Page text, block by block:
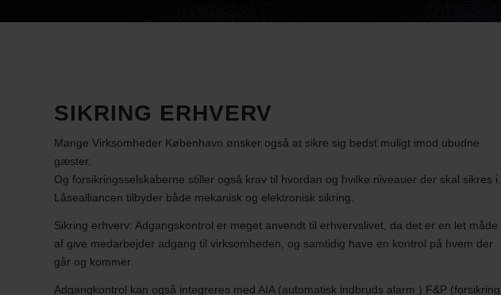
SIKRING ERHVERV
Mange Virksomheder København ønsker også at sikre sig bedst muligt imod ubudne
gæster.
Og forsikringsselskaberne stiller også krav til hvordan og hvilke niveauer der skal sikres i.
Låsealliancen tilbyder både mekanisk og elektronisk sikring.
Sikring erhverv: Adgangskontrol er meget anvendt til erhvervslivet, da det er en let måde
af give medarbejder adgang til virksomheden, og samtidig have en kontrol på hvem der
går og kommer.
Adgangkontrol kan også integreres med AIA (automatisk indbruds alarm ) F&P (forsikring